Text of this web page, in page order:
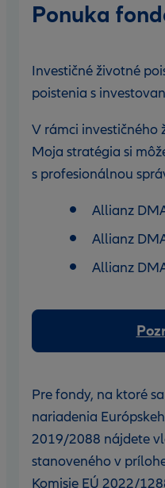
Ponuka
Investičné životné
poistenia s
V rámci investičného
Moja stratégia si
s profesionálnou
Allianz
Allianz
Allianz
Pre fondy, na ktoré
nariadenia
2019/2088 nájdete
stanoveného v
Komisie EÚ 2022/